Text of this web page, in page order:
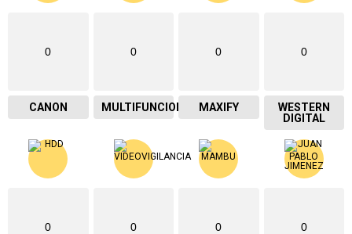
0
CANON
0
MULTIFUNCIONAL
0
MAXIFY
0
WESTERN
DIGITAL
0 0 0 0